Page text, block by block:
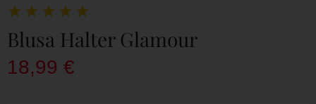
★ ★ ★ ★ ★
Blusa Halter Glamour
18,99 €